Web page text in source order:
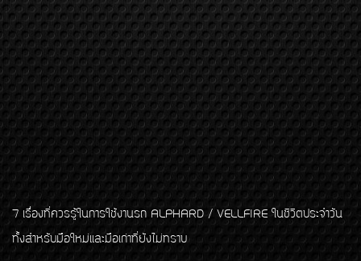
7 เรื่องที่ควรรู้ในการใช้งานรถ ALPHARD / VELLFIRE ในชีวิตประจำวัน
ทั้งสำหรับมือใหม่และมือเก่าที่ยังไม่ทราบ